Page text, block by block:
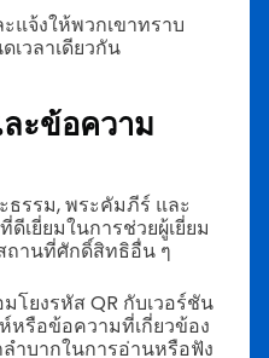
แจ้งให้พวกเขาทราบ
วลาเดียวกัน
ะข้อความ
ธรรม, พระคัมภีร์ และ
เยี่ยมในการช่วยผู้เยี่ยม
ถานที่ศักดิ์สิทธิอื่น ๆ
โยงรหัส QR กับเวอร์ชัน
หรือข้อความที่เกี่ยวข้อง
ำบากในการอ่านหรือฟัง